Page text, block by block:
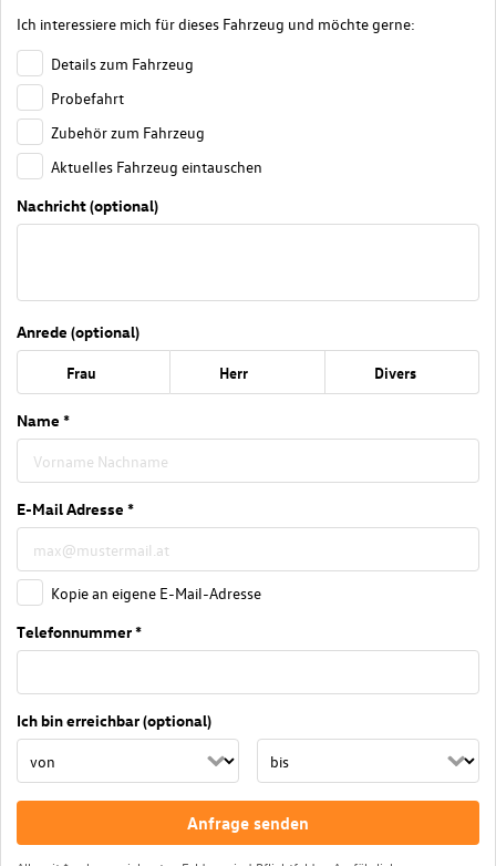
Ich interessiere mich für dieses Fahrzeug und möchte gerne:
Details zum Fahrzeug
Probefahrt
Zubehör zum Fahrzeug
Aktuelles Fahrzeug eintauschen
Nachricht (optional)
Anrede (optional)
Frau Herr Divers
Name *
E-Mail Adresse *
Kopie an eigene E-Mail-Adresse
Telefonnummer *
Ich bin erreichbar (optional)
Anfrage senden